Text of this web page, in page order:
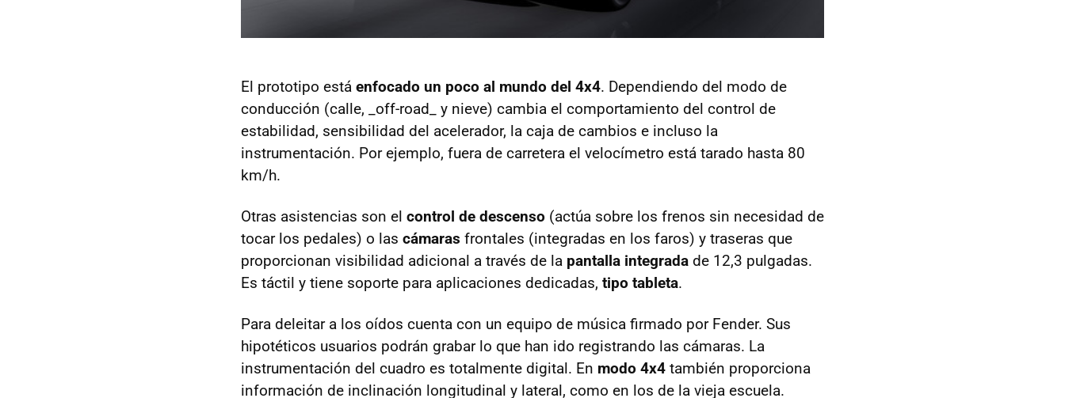
El prototipo está enfocado un poco al mundo del 4x4. Dependiendo del modo de
conducción (calle, _off-road_ y nieve) cambia el comportamiento del control de
estabilidad, sensibilidad del acelerador, la caja de cambios e incluso la
instrumentación. Por ejemplo, fuera de carretera el velocímetro está tarado hasta 80
km/h.
Otras asistencias son el control de descenso (actúa sobre los frenos sin necesidad de
tocar los pedales) o las cámaras frontales (integradas en los faros) y traseras que
proporcionan visibilidad adicional a través de la pantalla integrada de 12,3 pulgadas.
Es táctil y tiene soporte para aplicaciones dedicadas, tipo tableta.
Para deleitar a los oídos cuenta con un equipo de música firmado por Fender. Sus
hipotéticos usuarios podrán grabar lo que han ido registrando las cámaras. La
instrumentación del cuadro es totalmente digital. En modo 4x4 también proporciona
información de inclinación longitudinal y lateral, como en los de la vieja escuela.